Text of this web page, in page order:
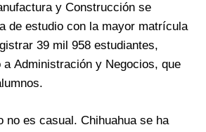
y Construcción se
de estudio con la mayor matrícula
39 mil 958 estudiantes,
a Administración y Negocios, que
no es casual. Chihuahua se ha